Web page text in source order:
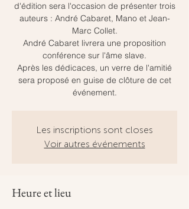
d'édition sera l'occasion de présenter trois
auteurs : André Cabaret, Mano et Jean-
Marc Collet.
André Cabaret livrera une proposition
conférence sur l'âme slave.
Après les dédicaces, un verre de l'amitié
sera proposé en guise de clôture de cet
événement.
Les inscriptions sont closes
Voir autres événements
Heure et lieu